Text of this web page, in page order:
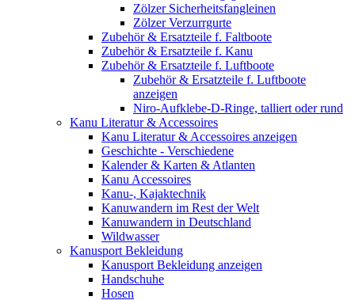
Zölzer Sicherheitsfangleinen
Zölzer Verzurrgurte
Zubehör & Ersatzteile f. Faltboote
Zubehör & Ersatzteile f. Kanu
Zubehör & Ersatzteile f. Luftboote
Zubehör & Ersatzteile f. Luftboote
anzeigen
Niro-Aufklebe-D-Ringe, talliert oder rund
Kanu Literatur & Accessoires
Kanu Literatur & Accessoires anzeigen
Geschichte - Verschiedene
Kalender & Karten & Atlanten
Kanu Accessoires
Kanu-, Kajaktechnik
Kanuwandern im Rest der Welt
Kanuwandern in Deutschland
Wildwasser
Kanusport Bekleidung
Kanusport Bekleidung anzeigen
Handschuhe
Hosen